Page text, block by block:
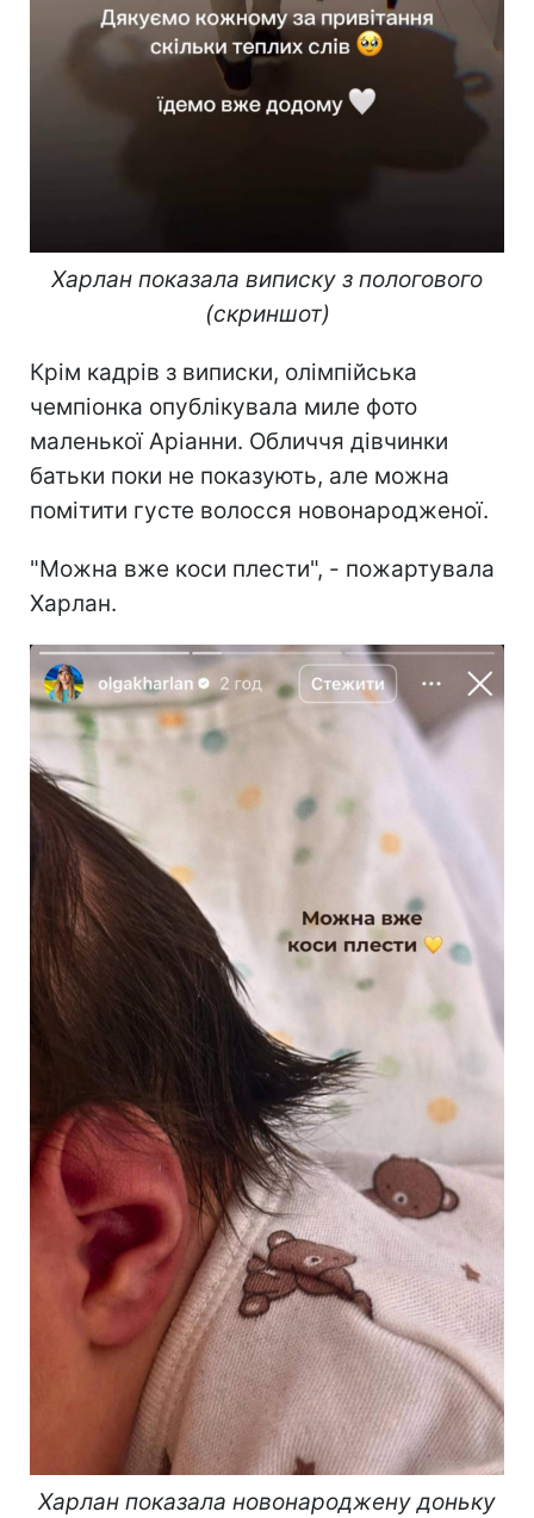
Харлан показала виписку з пологового
(скриншот)
Крім кадрів з виписки, олімпійська
чемпіонка опублікувала миле фото
маленької Аріанни. Обличчя дівчинки
батьки поки не показують, але можна
помітити густе волосся новонародженої.
"Можна вже коси плести", - пожартувала
Харлан.
Харлан показала новонароджену доньку